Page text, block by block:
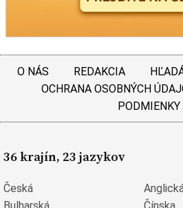
O NÁS REDAKCIA
OCHRANA OSOBNÝCH
PODMIENKY
36 krajín, 23 jazykov
Česká
Bulharská
Čínska